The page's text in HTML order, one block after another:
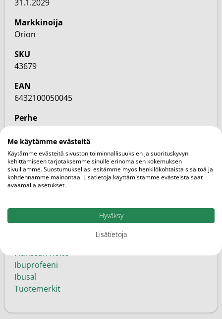
31.1.2029
Markkinoija
Orion
SKU
43679
EAN
6432100050045
Perhe
Itsehoitolääke
Vaikuttava aine
IBUPROFEENI
Kategoriat
Flunssan hoito
Ibuprofeeni
Ibusal
Tuotemerkit
Me käytämme evästeitä
Käytämme evästeitä sivuston toiminnallisuuksien ja suorituskyvyn
kehittämiseen tarjotaksemme sinulle erinomaisen kokemuksen
sivuillamme. Suostumuksellasi esitämme myös henkilökohtaista sisältöä ja
kohdennamme mainontaa. Lisätietoja käyttämistämme evästeistä saat
avaamalla asetukset.
Hyväksy
Lisätietoja